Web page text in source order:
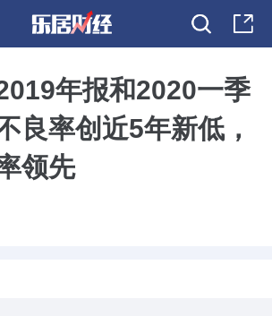
年报和2020一季
良率创近5年新低，
领先